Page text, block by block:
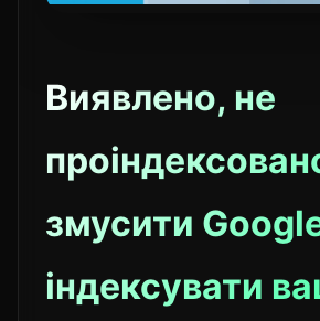
Виявлено, не
змусити
індексувати